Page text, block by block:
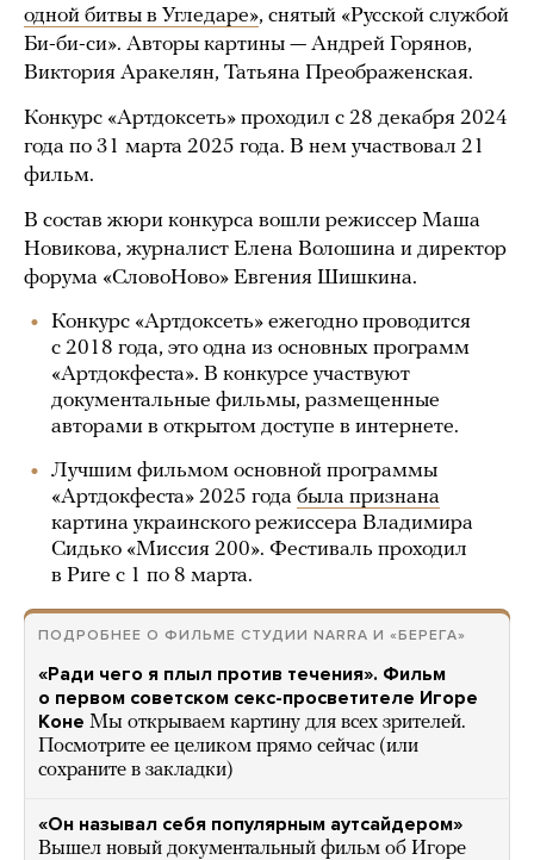
одной битвы в Угледаре», снятый «Русской службой
Би-би-си». Авторы картины — Андрей Горянов,
Виктория Аракелян, Татьяна Преображенская.
Конкурс «Артдоксеть» проходил с 28 декабря 2024
года по 31 марта 2025 года. В нем участвовал 21
фильм.
В состав жюри конкурса вошли режиссер Маша
Новикова, журналист Елена Волошина и директор
форума «СловоНово» Евгения Шишкина.
Конкурс «Артдоксеть» ежегодно проводится
с 2018 года, это одна из основных программ
«Артдокфеста». В конкурсе участвуют
документальные фильмы, размещенные
авторами в открытом доступе в интернете.
Лучшим фильмом основной программы
«Артдокфеста» 2025 года была признана
картина украинского режиссера Владимира
Сидько «Миссия 200». Фестиваль проходил
в Риге с 1 по 8 марта.
ПОДРОБНЕЕ О ФИЛЬМЕ СТУДИИ NARRA И «БЕРЕГА»
«Ради чего я плыл против течения». Фильм
о первом советском секс-просветителе Игоре
Коне Мы открываем картину для всех зрителей.
Посмотрите ее целиком прямо сейчас (или
сохраните в закладки)
«Он называл себя популярным аутсайдером»
Вышел новый документальный фильм об Игоре